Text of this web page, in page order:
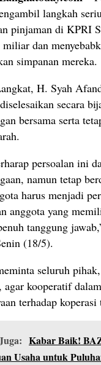
langkah
pinjaman di KPRI
dan
simpanan mereka.
H. Syah
secara
bersama serta
persoalan ini
namun tetap
harus menjadi
anggota yang
tanggung
(18/5).
seluruh
agar kooperatif
terhadap koperasi
Kabar Baik!
Usaha untuk